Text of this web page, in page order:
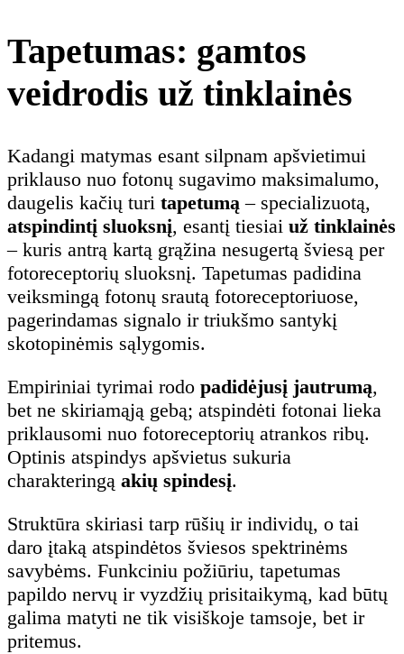
Tapetumas: gamtos
veidrodis už tinklainės
Kadangi matymas esant silpnam apšvietimui
priklauso nuo fotonų sugavimo maksimalumo,
daugelis kačių turi tapetumą – specializuotą,
atspindintį sluoksnį, esantį tiesiai už tinklainės
– kuris antrą kartą grąžina nesugertą šviesą per
fotoreceptorių sluoksnį. Tapetumas padidina
veiksmingą fotonų srautą fotoreceptoriuose,
pagerindamas signalo ir triukšmo santykį
skotopinėmis sąlygomis.
Empiriniai tyrimai rodo padidėjusį jautrumą,
bet ne skiriamąją gebą; atspindėti fotonai lieka
priklausomi nuo fotoreceptorių atrankos ribų.
Optinis atspindys apšvietus sukuria
charakteringą akių spindesį.
Struktūra skiriasi tarp rūšių ir individų, o tai
daro įtaką atspindėtos šviesos spektrinėms
savybėms. Funkciniu požiūriu, tapetumas
papildo nervų ir vyzdžių prisitaikymą, kad būtų
galima matyti ne tik visiškoje tamsoje, bet ir
pritemus.